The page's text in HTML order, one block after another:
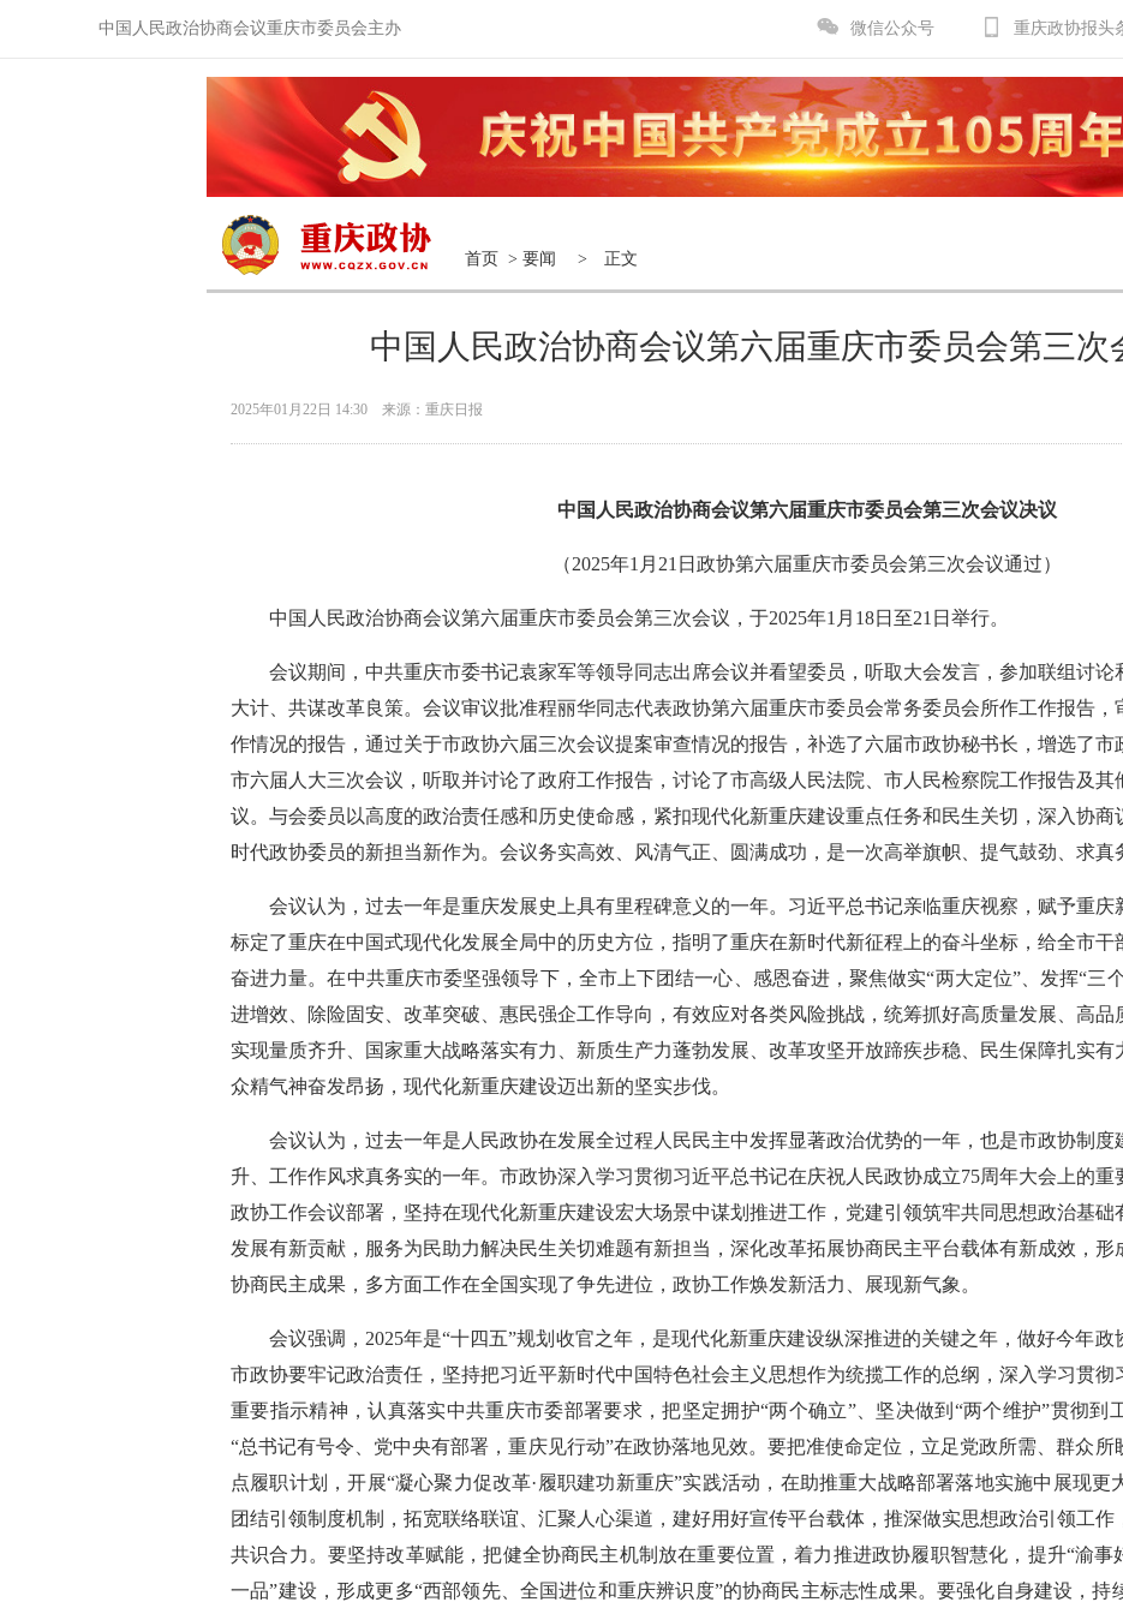
中国人民政治协商会议重庆市委员会主办 微信公众号 重庆政协报头
首页 > 要闻 > 正文
中国人民政治协商会议第六届重庆市委员会第三次
2025年01月22日 14:30 来源：重庆日报
中国人民政治协商会议第六届重庆市委员会第三次会议决议
（2025年1月21日政协第六届重庆市委员会第三次会议通过）
中国人民政治协商会议第六届重庆市委员会第三次会议，于2025年1月18日至21日举行。
会议期间，中共重庆市委书记袁家军等领导同志出席会议并看望委员，听取大会发言，参加联组讨
大计、共谋改革良策。会议审议批准程丽华同志代表政协第六届重庆市委员会常务委员会所作工作报告，
作情况的报告，通过关于市政协六届三次会议提案审查情况的报告，补选了六届市政协秘书长，增选了
市六届人大三次会议，听取并讨论了政府工作报告，讨论了市高级人民法院、市人民检察院工作报告及
议。与会委员以高度的政治责任感和历史使命感，紧扣现代化新重庆建设重点任务和民生关切，深入协
时代政协委员的新担当新作为。会议务实高效、风清气正、圆满成功，是一次高举旗帜、提气鼓劲、求真
会议认为，过去一年是重庆发展史上具有里程碑意义的一年。习近平总书记亲临重庆视察，赋予重庆
标定了重庆在中国式现代化发展全局中的历史方位，指明了重庆在新时代新征程上的奋斗坐标，给全市
奋进力量。在中共重庆市委坚强领导下，全市上下团结一心、感恩奋进，聚焦做实“两大定位”、发挥“三
进增效、除险固安、改革突破、惠民强企工作导向，有效应对各类风险挑战，统筹抓好高质量发展、高
实现量质齐升、国家重大战略落实有力、新质生产力蓬勃发展、改革攻坚开放蹄疾步稳、民生保障扎实
众精气神奋发昂扬，现代化新重庆建设迈出新的坚实步伐。
会议认为，过去一年是人民政协在发展全过程人民民主中发挥显著政治优势的一年，也是市政协制
升、工作作风求真务实的一年。市政协深入学习贯彻习近平总书记在庆祝人民政协成立75周年大会上的
政协工作会议部署，坚持在现代化新重庆建设宏大场景中谋划推进工作，党建引领筑牢共同思想政治基
发展有新贡献，服务为民助力解决民生关切难题有新担当，深化改革拓展协商民主平台载体有新成效，
协商民主成果，多方面工作在全国实现了争先进位，政协工作焕发新活力、展现新气象。
会议强调，2025年是“十四五”规划收官之年，是现代化新重庆建设纵深推进的关键之年，做好今年政
市政协要牢记政治责任，坚持把习近平新时代中国特色社会主义思想作为统揽工作的总纲，深入学习贯
重要指示精神，认真落实中共重庆市委部署要求，把坚定拥护“两个确立”、坚决做到“两个维护”贯彻到
“总书记有号令、党中央有部署，重庆见行动”在政协落地见效。要把准使命定位，立足党政所需、群众
点履职计划，开展“凝心聚力促改革·履职建功新重庆”实践活动，在助推重大战略部署落地实施中展现
团结引领制度机制，拓宽联络联谊、汇聚人心渠道，建好用好宣传平台载体，推深做实思想政治引领工
共识合力。要坚持改革赋能，把健全协商民主机制放在重要位置，着力推进政协履职智慧化，提升“渝事
一品”建设，形成更多“西部领先、全国进位和重庆辨识度”的协商民主标志性成果。要强化自身建设，持